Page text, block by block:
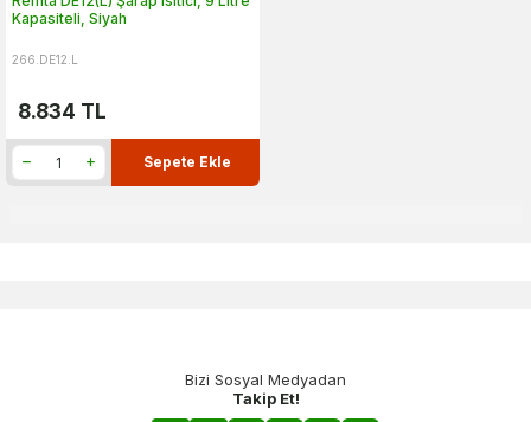
Kapasiteli, Siyah
266.DE12.L
8.834 TL
Sepete Ekle
Bizi Sosyal Medyadan
Takip Et!